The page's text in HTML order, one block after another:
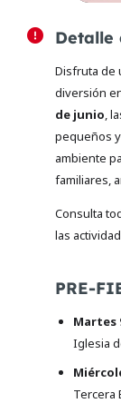
Detalle
Disfruta de
diversión
de junio,
pequeños
ambiente
familiares,
Consulta
las
PRE-
Martes
Iglesia
Tercera